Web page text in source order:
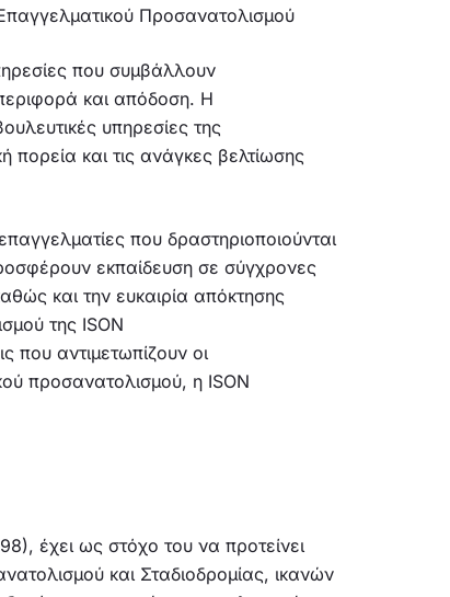
Προσανατολισμού
που συμβάλλουν
και απόδοση. Η
υπηρεσίες της
και τις ανάγκες βελτίωσης
που δραστηριοποιούνται
εκπαίδευση σε σύγχρονες
και την ευκαιρία απόκτησης
της ISON
που αντιμετωπίζουν οι
προσανατολισμού, η ISON
έχει ως στόχο του να προτείνει
και Σταδιοδρομίας, ικανών